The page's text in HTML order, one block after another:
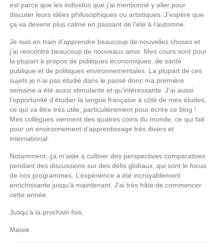
est parce que les individus que j’ai mentionné y aller pour
discuter leurs idées philosophiques ou artistiques. J’espère que
ça va devenir plus calme en passant de l’été à l’automne.
Je suis en train d’apprendre beaucoup de nouvelles choses et
j’ai rencontré beaucoup de nouveaux amis. Mes cours sont pour
la plupart à propos de politiques économiques, de santé
publique et de politiques environnementales. La plupart de ces
sujets je n’ai pas étudié dans le passé donc ma première
semaine a été aussi stimulante et qu’intéressante. J’ai aussi
l’opportunité d’étudier la langue française à côté de mes études,
ce qui va être très utile, particulièrement pour écrire ce blog !
Mes collègues viennent des quatres coins du monde, ce qui fait
pour un environnement d’apprentissage très divers et
international.
Notamment, ça m’aide à cultiver des perspectives comparatives
pendant des discussions sur des défis globaux, qui sont le focus
de nos programmes. L’expérience a été incroyablement
enrichissante jusqu’à maintenant. J’ai très hâte de commencer
cette année.
Jusqu’à la prochain fois,
Maisie.